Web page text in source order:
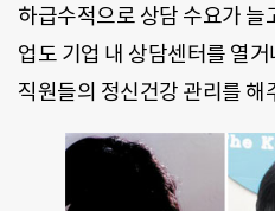
하급수적으로 상담 수요가 늘
업도 기업 내 상담센터를 열
직원들의 정신건강 관리를 해